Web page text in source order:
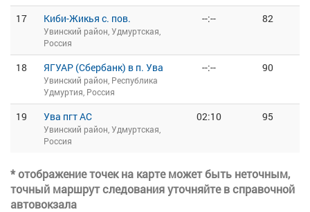
17 Киби-Жикья с. пов.
Увинский район, Удмуртская,
Россия
--:-- 82
18 ЯГУАР (Сбербанк) в п. Ува
Увинский район, Республика
Удмуртия, Россия
--:-- 90
19 Ува пгт АС
Увинский район, Удмуртская,
Россия
02:10 95
* отображение точек на карте может быть неточным,
точный маршрут следования уточняйте в справочной
автовокзала